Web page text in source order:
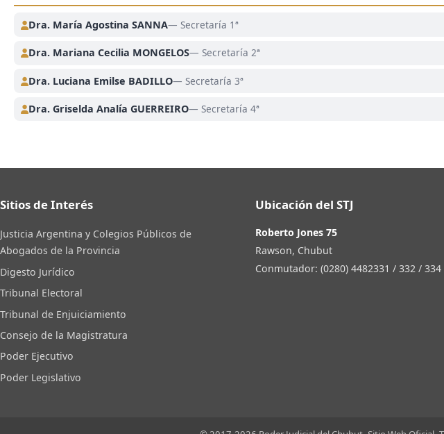
Dra. María Agostina SANNA— Secretaría 1ª
Dra. Mariana Cecilia MONGELOS— Secretaría 2ª
Dra. Luciana Emilse BADILLO— Secretaría 3ª
Dra. Griselda Analía GUERREIRO— Secretaría 4ª
Sitios de Interés
Justicia Argentina y Colegios Públicos de
Abogados de la Provincia
Digesto Jurídico
Tribunal Electoral
Tribunal de Enjuiciamiento
Consejo de la Magistratura
Poder Ejecutivo
Poder Legislativo
Ubicación del STJ
Roberto Jones 75
Rawson, Chubut
Conmutador: (0280) 4482331 / 332 / 334